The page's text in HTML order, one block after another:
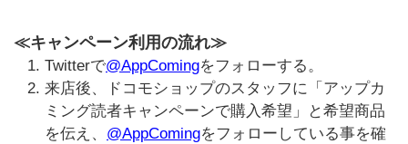
≪キャンペーン利用の流れ≫
Twitterで@AppComingをフォローする。
来店後、ドコモショップのスタッフに「アップカ
ミング読者キャンペーンで購入希望」と希望商品
を伝え、 @AppComingをフォローしている事を確